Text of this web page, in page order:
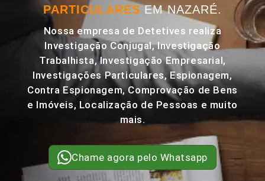
PARTICULARESEM NAZARÉ.
Nossa empresa de Detetives realiza
Investigação Conjugal, Investigação
Trabalhista, Investigação Empresarial,
Investigações Particulares, Espionagem,
Contra Espionagem, Comprovação de Bens
e Imóveis, Localização de Pessoas e muito
mais.
Chame agora pelo Whatsapp